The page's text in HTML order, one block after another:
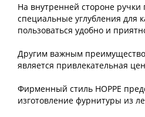
На внутренней стороне
специальные углубления для
пользоваться удобно и
Другим важным
является привлекательная
Фирменный стиль HOPPE
изготовление фурнитуры из